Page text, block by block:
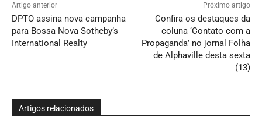
Artigo anterior
DPTO assina nova campanha
para Bossa Nova Sotheby’s
International Realty
Próximo artigo
Confira os destaques da
coluna ‘Contato com a
Propaganda’ no jornal Folha
de Alphaville desta sexta
(13)
Artigos relacionados